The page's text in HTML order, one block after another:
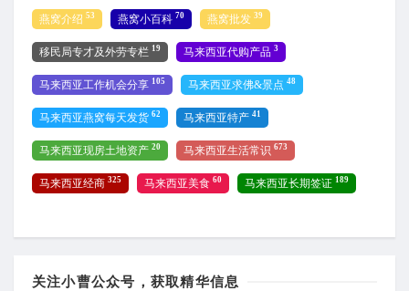
燕窝介绍 53 燕窝小百科 70 燕窝批发 39
移民局专才及外劳专栏 19 马来西亚代购产品 3
马来西亚工作机会分享 105 马来西亚求佛&景点 48
马来西亚燕窝每天发货 62 马来西亚特产 41
马来西亚现房土地资产 20 马来西亚生活常识 673
马来西亚经商 325 马来西亚美食 60 马来西亚长期签证 189
关注小曹公众号，获取精华信息